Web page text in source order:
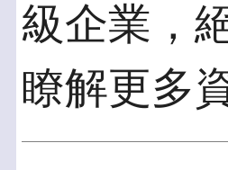
級企業，
瞭解更多